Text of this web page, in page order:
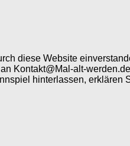
diese Website
Kontakt@Mal-alt-
hinterlassen, erklären